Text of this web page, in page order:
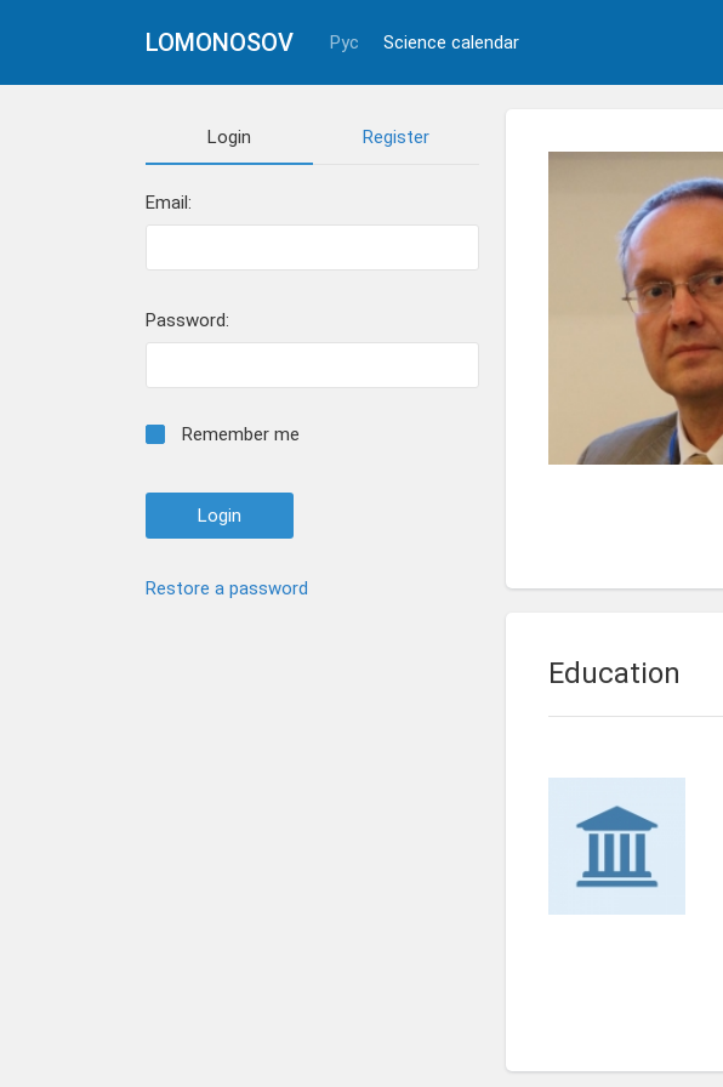
LOMONOSOV Рус Science calendar
Login Register
Email:
Password:
Remember me
Restore a password
Education